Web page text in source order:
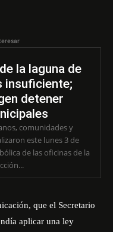
la laguna de
insuficiente;
detener
comunidades y
este lunes 3 de
de las oficinas de la
que el Secretario
aplicar una ley